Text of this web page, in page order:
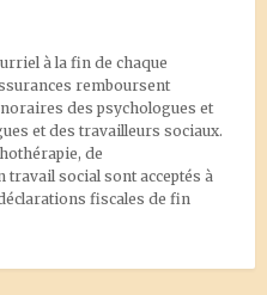
à la fin de chaque
remboursent
des psychologues et
et des travailleurs sociaux.
de
social sont acceptés à
fiscales de fin